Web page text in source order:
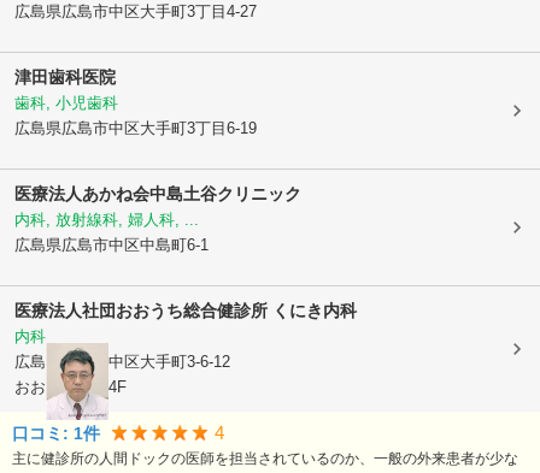
広島県広島市中区大手町3丁目4-27
津田歯科医院
歯科, 小児歯科
広島県広島市中区大手町3丁目6-19
医療法人あかね会中島土谷クリニック
内科, 放射線科, 婦人科, ...
広島県広島市中区中島町6-1
医療法人社団おおうち総合健診所 くにき内科
内科
広島県広島市中区大手町3-6-12
おおうちビル4F
口コミ: 1件 4
主に健診所の人間ドックの医師を担当されているのか、一般の外来患者が少な